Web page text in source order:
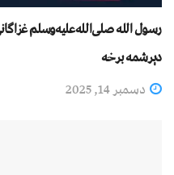
رسول الله صلی‌الله‌علیه‌وسلم
دېرشمه برخه
دسمبر 14, 2025